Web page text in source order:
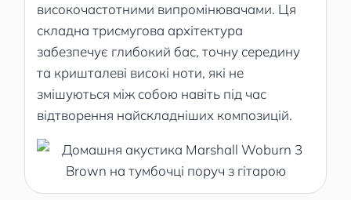
високочастотними випромінювачами. Ця
складна трисмугова архітектура
забезпечує глибокий бас, точну середину
та кришталеві високі ноти, які не
змішуються між собою навіть під час
відтворення найскладніших композицій.